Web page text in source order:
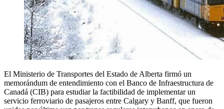
El Ministerio de Transportes del Estado de Alberta firmó un
memorándum de entendimiento con el Banco de Infraestructura de
Canadá (CIB) para estudiar la factibilidad de implementar un
servicio ferroviario de pasajeros entre Calgary y Banff, que fueron